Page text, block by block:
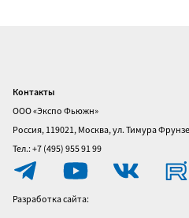
Главная
О
выставке
Посетителям
Участникам
Контакты
ООО «Экспо Фьюжн»
Россия, 119021, Москва, ул. Тимура
Тел.: +7 (495) 955 91 99
Разработка сайта: